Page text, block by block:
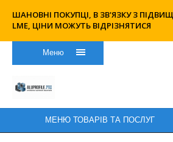
ШАНОВНІ ПОКУПЦІ, В ЗВ'ЯЗКУ З
LME, ЦІНИ МОЖУТЬ ВІДРІЗНЯТИСЯ
Меню
МЕНЮ ТОВАРІВ ТА ПОСЛУГ